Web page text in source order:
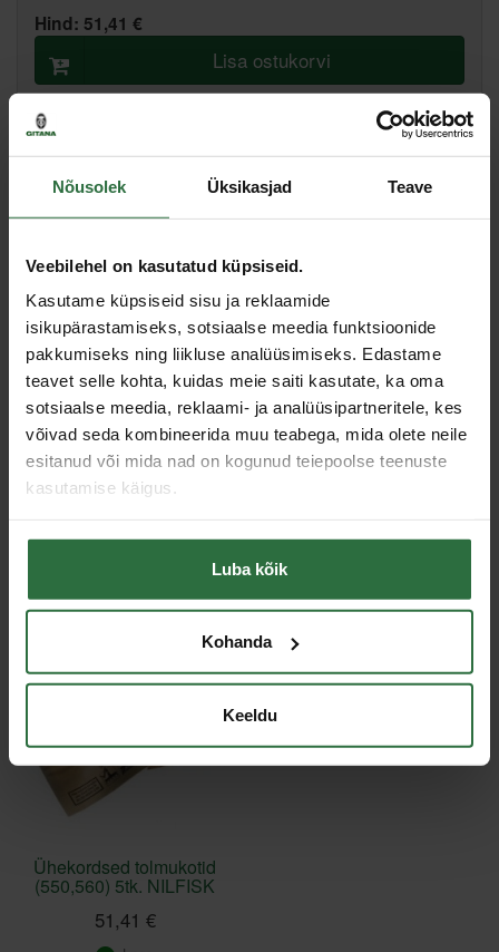
Nõusolek Üksikasjad Teave
Veebilehel on kasutatud küpsiseid.
Kasutame küpsiseid sisu ja reklaamide
isikupärastamiseks, sotsiaalse meedia funktsioonide
pakkumiseks ning liikluse analüüsimiseks. Edastame
teavet selle kohta, kuidas meie saiti kasutate, ka oma
sotsiaalse meedia, reklaami- ja analüüsipartneritele, kes
võivad seda kombineerida muu teabega, mida olete neile
esitanud või mida nad on kogunud teiepoolse teenuste
kasutamise käigus.
Luba kõik
Kohanda
Keeldu
Hind: 51,41 €
Lisa ostukorvi
Tallinn pood, Artelli 19, Tallinn
Muud laod, (eeldatav tarne, 3-6 tööpäeva)
Spetsifikatsioon
Toote tüüp Professionaalsete tolmuimejate tarvikud
Sarnased tooted
Viimati vaadatud
Ühekordsed tolmukotid
(550,560) 5tk. NILFISK
51,41 €